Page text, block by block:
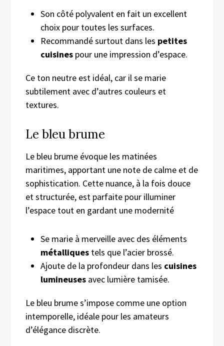
Son côté polyvalent en fait un excellent
choix pour toutes les surfaces.
Recommandé surtout dans les petites
cuisines pour une impression d’espace.
Ce ton neutre est idéal, car il se marie
subtilement avec d’autres couleurs et
textures.
Le bleu brume
Le bleu brume évoque les matinées
maritimes, apportant une note de calme et de
sophistication. Cette nuance, à la fois douce
et structurée, est parfaite pour illuminer
l’espace tout en gardant une modernité
Se marie à merveille avec des éléments
métalliques tels que l’acier brossé.
Ajoute de la profondeur dans les cuisines
lumineuses avec lumière tamisée.
Le bleu brume s’impose comme une option
intemporelle, idéale pour les amateurs
d’élégance discrète.